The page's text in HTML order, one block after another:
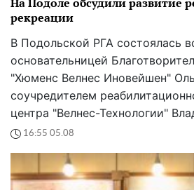
рекреации
В Подольской РГА состоялась
основательницей
"Хюменс Велнес Иновейшен"
соучредителем
центра "Велнес-Технологии"
16:55 05.08